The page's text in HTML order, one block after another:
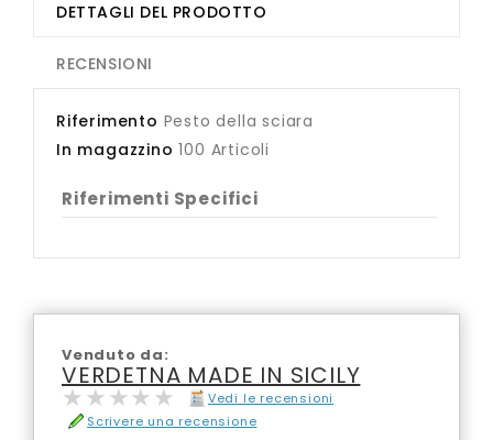
DETTAGLI DEL PRODOTTO
RECENSIONI
Riferimento Pesto della sciara
In magazzino 100 Articoli
Riferimenti Specifici
Venduto da:
VERDETNA MADE IN SICILY
★★★★★
★★★★★
Vedi le recensioni
Scrivere una recensione